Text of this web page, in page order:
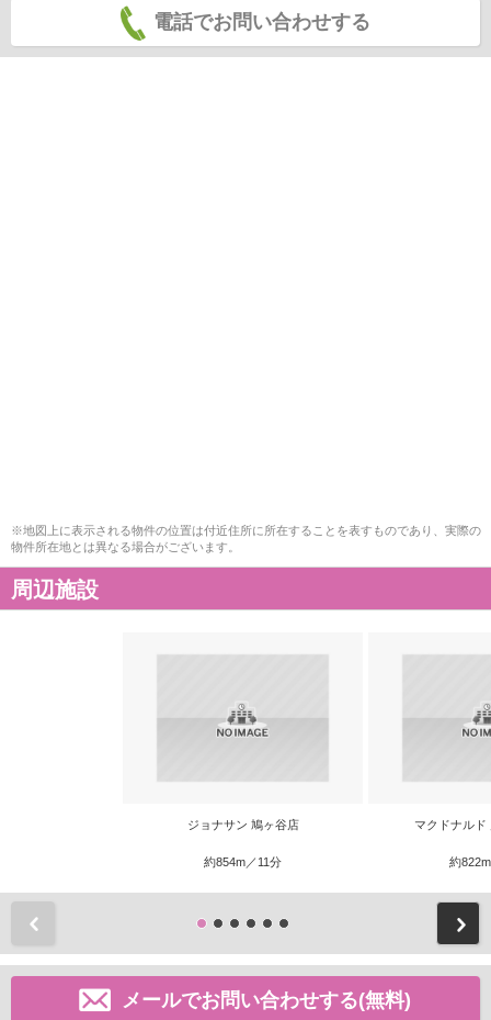
電話でお問い合わせする
※地図上に表示される物件の位置は付近住所に所在することを表すものであり、実際の
物件所在地とは異なる場合がございます。
周辺施設
ジョナサン 鳩ヶ谷店
約854m／11分
マクドナルド
約
メールでお問い合わせする(無料)